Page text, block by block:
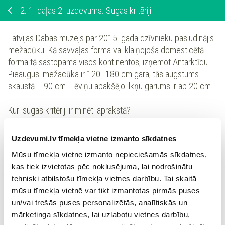
Uzdevumi.lv tīmekļa vietne izmanto sīkdatnes
Mūsu tīmekļa vietne izmanto nepieciešamās sīkdatnes,
kas tiek izvietotas pēc noklusējuma, lai nodrošinātu
tehniski atbilstošu tīmekļa vietnes darbību. Tai skaitā
mūsu tīmekļa vietnē var tikt izmantotas pirmās puses
un/vai trešās puses personalizētās, analītiskās un
mārketinga sīkdatnes, lai uzlabotu vietnes darbību,
2. 1. daļas 2. uzdevums. Sugas kritēriji
Latvijas Dabas muzejs par 2015. gada dzīvnieku pasludinājis
mežacūku. Kā savvaļas forma vai klaiņojoša domesticētā
forma tā sastopama visos kontinentos, izņemot Antarktīdu.
Pieaugusi mežacūka ir 120–180 cm gara, tās augstums
skaustā – 90 cm. Tēviņu apakšējo ilkņu garums ir ap 20 cm.
Kuri sugas kritēriji ir minēti aprakstā?
Ekoloģiskais, ģenētiskais
Ģeogrāfiskais, morfoloģiskais
Morfoloģiskais, fizioloģiskais